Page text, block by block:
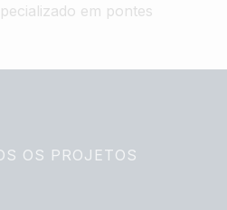
em pontes
OS PROJETOS